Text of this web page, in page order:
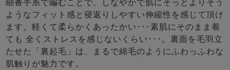
細番手糸で編むことで、しなやかで肌にそっとよりそう
ようなフィット感と寝返りしやすい伸縮性を感じて頂け
ます。軽くて柔らかくあったかい･･･素肌にそのまま着
ても 全くストレスを感じないくらい･･･。裏面を毛羽立
たせた「裏起毛」は、まるで綿毛のようにふわっふわな
肌触りが魅力です。